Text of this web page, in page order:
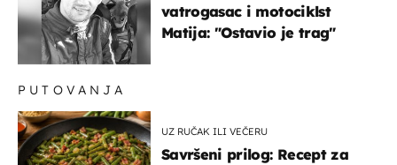
vatrogasac i motociklst
Matija: "Ostavio je trag"
PUTOVANJA
UZ RUČAK ILI VEČERU
Savršeni prilog: Recept za